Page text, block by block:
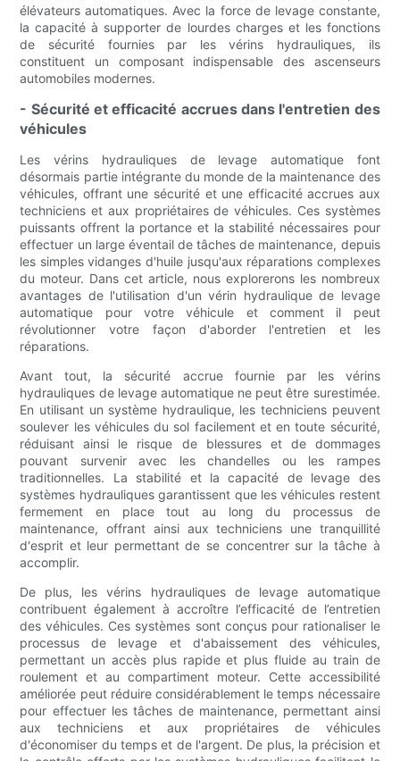
élévateurs automatiques. Avec la force de levage constante,
la capacité à supporter de lourdes charges et les fonctions
de sécurité fournies par les vérins hydrauliques, ils
constituent un composant indispensable des ascenseurs
automobiles modernes.
- Sécurité et efficacité accrues dans l'entretien des
véhicules
Les vérins hydrauliques de levage automatique font
désormais partie intégrante du monde de la maintenance des
véhicules, offrant une sécurité et une efficacité accrues aux
techniciens et aux propriétaires de véhicules. Ces systèmes
puissants offrent la portance et la stabilité nécessaires pour
effectuer un large éventail de tâches de maintenance, depuis
les simples vidanges d'huile jusqu'aux réparations complexes
du moteur. Dans cet article, nous explorerons les nombreux
avantages de l'utilisation d'un vérin hydraulique de levage
automatique pour votre véhicule et comment il peut
révolutionner votre façon d'aborder l'entretien et les
réparations.
Avant tout, la sécurité accrue fournie par les vérins
hydrauliques de levage automatique ne peut être surestimée.
En utilisant un système hydraulique, les techniciens peuvent
soulever les véhicules du sol facilement et en toute sécurité,
réduisant ainsi le risque de blessures et de dommages
pouvant survenir avec les chandelles ou les rampes
traditionnelles. La stabilité et la capacité de levage des
systèmes hydrauliques garantissent que les véhicules restent
fermement en place tout au long du processus de
maintenance, offrant ainsi aux techniciens une tranquillité
d'esprit et leur permettant de se concentrer sur la tâche à
accomplir.
De plus, les vérins hydrauliques de levage automatique
contribuent également à accroître l’efficacité de l’entretien
des véhicules. Ces systèmes sont conçus pour rationaliser le
processus de levage et d'abaissement des véhicules,
permettant un accès plus rapide et plus fluide au train de
roulement et au compartiment moteur. Cette accessibilité
améliorée peut réduire considérablement le temps nécessaire
pour effectuer les tâches de maintenance, permettant ainsi
aux techniciens et aux propriétaires de véhicules
d'économiser du temps et de l'argent. De plus, la précision et